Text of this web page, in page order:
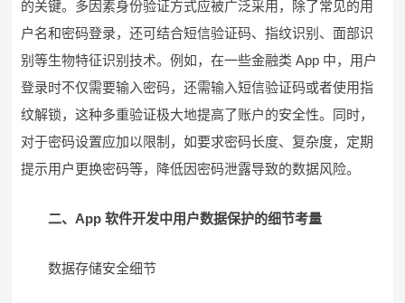
的关键。多因素身份验证方式应被广泛采用，除了常见的用
户名和密码登录，还可结合短信验证码、指纹识别、面部识
别等生物特征识别技术。例如，在一些金融类 App 中，用户
登录时不仅需要输入密码，还需输入短信验证码或者使用指
纹解锁，这种多重验证极大地提高了账户的安全性。同时，
对于密码设置应加以限制，如要求密码长度、复杂度，定期
提示用户更换密码等，降低因密码泄露导致的数据风险。
二、App 软件开发中用户数据保护的细节考量
数据存储安全细节